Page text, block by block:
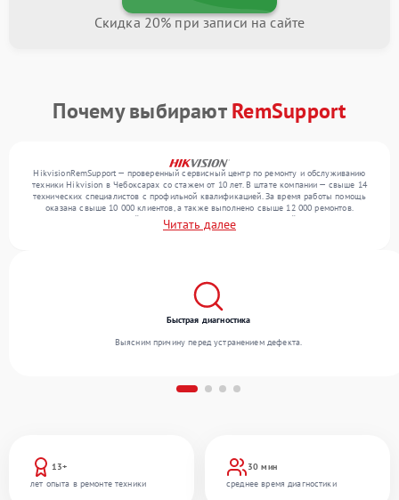
Скидка 20% при записи на сайте
Почему выбираютRemSupport
HikvisionRemSupport — проверенный сервисный центр по ремонту и обслуживанию
техники Hikvision в Чебоксарах со стажем от 10 лет. В штате компании — свыше 14
технических специалистов с профильной квалификацией. За время работы помощь
оказана свыше 10 000 клиентов, а также выполнено свыше 12 000 ремонтов.
Ежемесячно в сервисный центр поступает более 300 обращений, включая , , . Мы
устраняем поломки любой сложности и поддерживаем высокий стандарт качества
Читать далее
13+
лет опыта в ремонте техники
30 мин
среднее время диагностики
Быстрая диагностика
Выясним причину перед устранением дефекта.